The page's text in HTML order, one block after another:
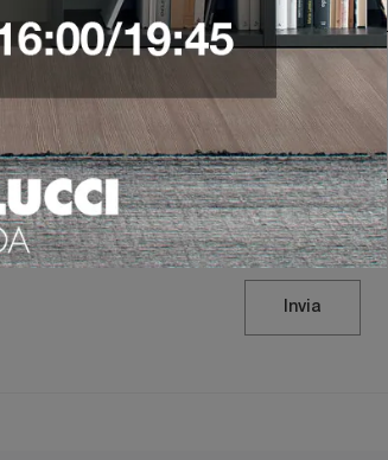
Ho preso visione dellaPrivacy Policy
Invia